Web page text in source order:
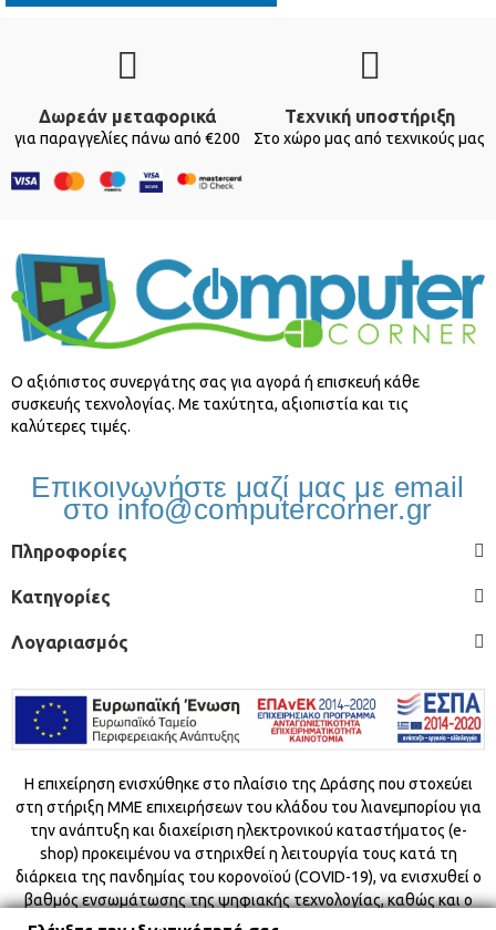
Δωρεάν μεταφορικά
για παραγγελίες πάνω από €200
Τεχνική υποστήριξη
Στο χώρο μας από τεχνικούς μας
O αξιόπιστος συνεργάτης σας για αγορά ή επισκευή κάθε
συσκευής τεχνολογίας. Με ταχύτητα, αξιοπιστία και τις
καλύτερες τιμές.
Επικοινωνήστε μαζί μας με email
στο info@computercorner.gr
Πληροφορίες
Κατηγορίες
Λογαριασμός
Η επιχείρηση ενισχύθηκε στο πλαίσιο της Δράσης που στοχεύει
στη στήριξη ΜΜΕ επιχειρήσεων του κλάδου του λιανεμπορίου για
την ανάπτυξη και διαχείριση ηλεκτρονικού καταστήματος (e-
shop) προκειμένου να στηριχθεί η λειτουργία τους κατά τη
διάρκεια της πανδημίας του κορονοϊού (COVID-19), να ενισχυθεί ο
βαθμός ενσωμάτωσης της ψηφιακής τεχνολογίας, καθώς και ο
ψηδιακός μετασχηματισμός τους και να αποφευχθεί ο